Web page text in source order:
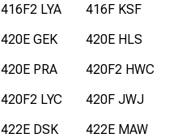
416F2 LYA
416F KSF
420E GEK
420E HLS
420E PRA
420F2 HWC
420F2 LYC
420F JWJ
422E DSK
422E MAW